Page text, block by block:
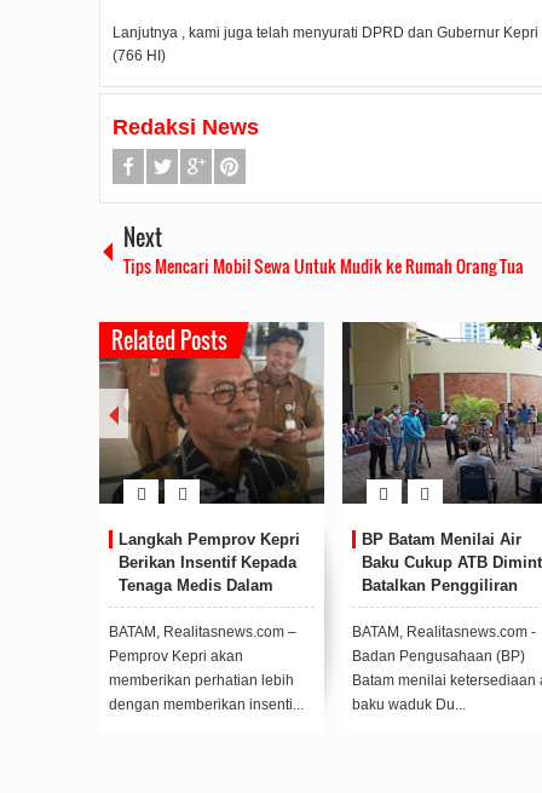
Lanjutnya , kami juga telah menyurati DPRD dan Gubernur
(766 HI)
Redaksi News
Next
Tips Mencari Mobil Sewa Untuk Mudik ke Rumah Orang Tua
Related Posts
BP Batam Menilai Air
Baku Cukup ATB Diminta
Batalkan Penggiliran
Distribusi Air
BATAM, Realitasnews.com -
Badan Pengusahaan (BP)
Batam menilai ketersediaan air
baku waduk Du...
Manajemen Sky
Terus Memperkuat
Kemitraan dengan
Pers
BATAM,
Melalui kegiatan
dan ngopi santai yang
digelar setiap bu...